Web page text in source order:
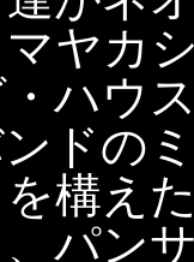
ヤカ
・ハウ
ドの
構え
パン